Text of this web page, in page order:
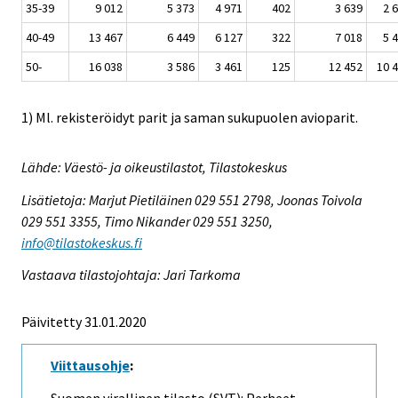
35-39
9 012 5 373 4 971 402 3 639
2
40-49
13 467 6 449 6 127 322 7 018
5
50-
16 038 3 586 3 461 125 12 452 10
1) Ml. rekisteröidyt parit ja saman sukupuolen avioparit.
Lähde: Väestö- ja oikeustilastot, Tilastokeskus
Lisätietoja: Marjut Pietiläinen 029 551 2798, Joonas Toivola
029 551 3355, Timo Nikander 029 551 3250,
info@tilastokeskus.fi
Vastaava tilastojohtaja: Jari Tarkoma
Päivitetty 31.01.2020
Viittausohje: